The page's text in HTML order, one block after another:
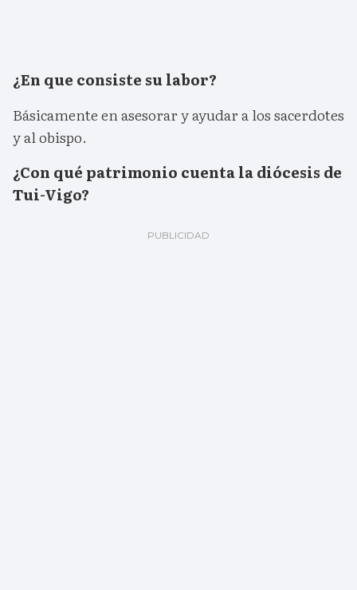
¿En que consiste su labor?
Básicamente en asesorar y ayudar a los sacerdotes
y al obispo.
¿Con qué patrimonio cuenta la diócesis de
Tui-Vigo?